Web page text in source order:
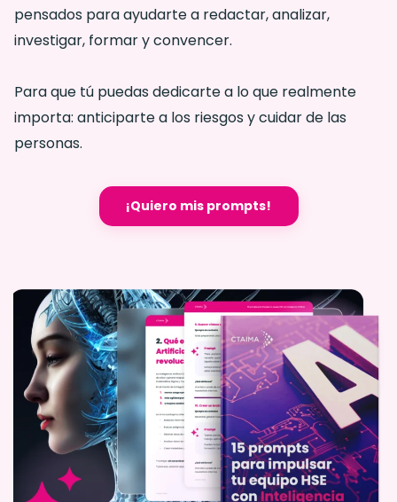
pensados para ayudarte a redactar, analizar,
investigar, formar y convencer.
Para que tú puedas dedicarte a lo que realmente
importa: anticiparte a los riesgos y cuidar de las
personas.
¡Quiero mis prompts!